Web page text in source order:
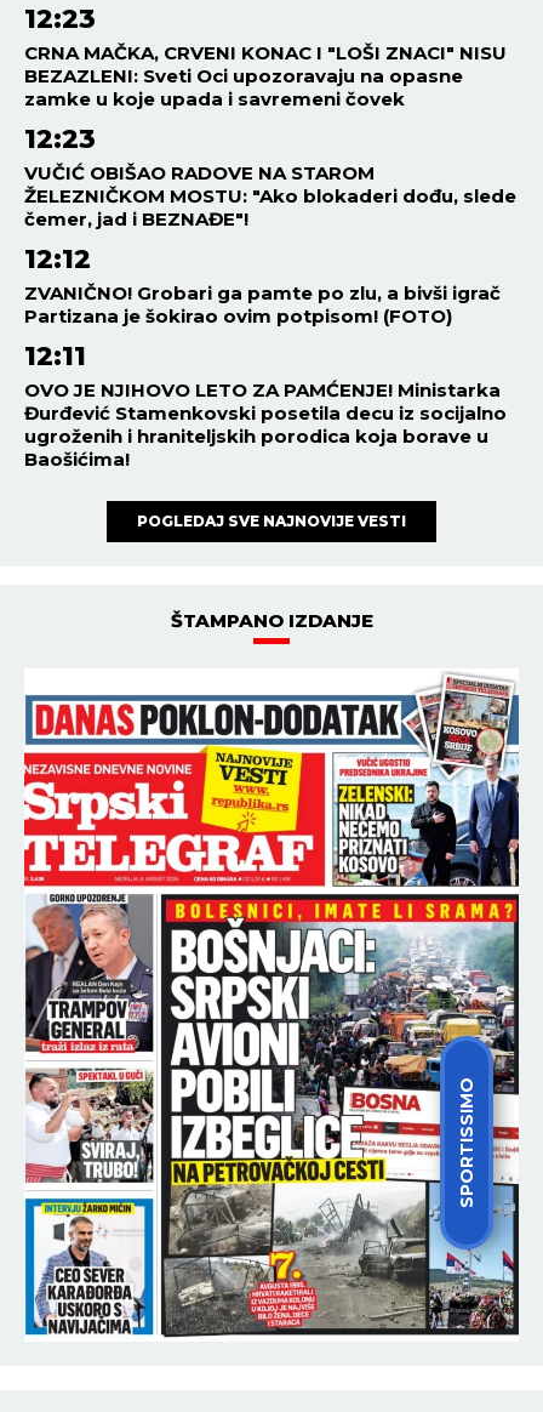
SPORTISSIMO
12:23
CRNA MAČKA, CRVENI KONAC I "LOŠI ZNACI" NISU
BEZAZLENI: Sveti Oci upozoravaju na opasne
zamke u koje upada i savremeni čovek
12:23
VUČIĆ OBIŠAO RADOVE NA STAROM
ŽELEZNIČKOM MOSTU: "Ako blokaderi dođu, slede
čemer, jad i BEZNAĐE"!
12:12
ZVANIČNO! Grobari ga pamte po zlu, a bivši igrač
Partizana je šokirao ovim potpisom! (FOTO)
12:11
OVO JE NJIHOVO LETO ZA PAMĆENJE! Ministarka
Đurđević Stamenkovski posetila decu iz socijalno
ugroženih i hraniteljskih porodica koja borave u
Baošićima!
POGLEDAJ SVE NAJNOVIJE VESTI
ŠTAMPANO IZDANJE